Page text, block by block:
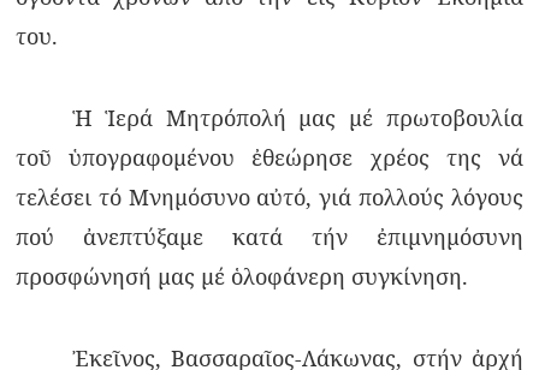
του.
Ἡ Ἱερά Μητρόπολή μας μέ πρωτοβουλία
τοῦ ὑπογραφομένου ἐθεώρησε χρέος της νά
τελέσει τό Μνημόσυνο αὐτό, γιά πολλούς λόγους
πού ἀνεπτύξαμε κατά τήν ἐπιμνημόσυνη
προσφώνησή μας μέ ὁλοφάνερη συγκίνηση.
Ἐκεῖνος, Βασσαραῖος-Λάκωνας, στήν ἀρχή